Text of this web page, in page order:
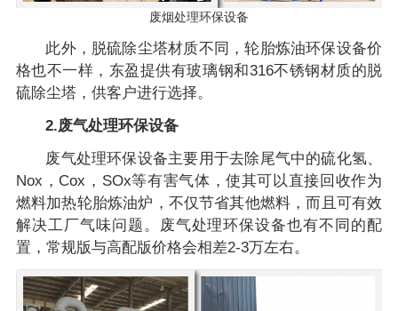
废烟处理环保设备
此外，脱硫除尘塔材质不同，轮胎炼油环保设备价
格也不一样，东盈提供有玻璃钢和316不锈钢材质的脱
硫除尘塔，供客户进行选择。
2.废气处理环保设备
废气处理环保设备主要用于去除尾气中的硫化氢、
Nox，Cox，SOx等有害气体，使其可以直接回收作为
燃料加热轮胎炼油炉，不仅节省其他燃料，而且可有效
解决工厂气味问题。废气处理环保设备也有不同的配
置，常规版与高配版价格会相差2-3万左右。